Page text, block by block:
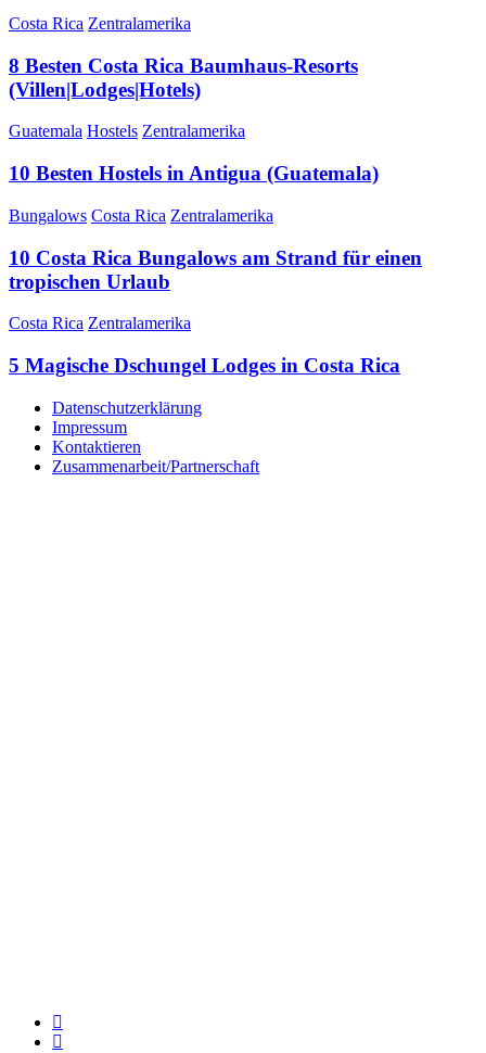
Costa Rica Zentralamerika
8 Besten Costa Rica Baumhaus-Resorts
(Villen|Lodges|Hotels)
Guatemala Hostels Zentralamerika
10 Besten Hostels in Antigua (Guatemala)
Bungalows Costa Rica Zentralamerika
10 Costa Rica Bungalows am Strand für einen
tropischen Urlaub
Costa Rica Zentralamerika
5 Magische Dschungel Lodges in Costa Rica
Datenschutzerklärung
Impressum
Kontaktieren
Zusammenarbeit/Partnerschaft